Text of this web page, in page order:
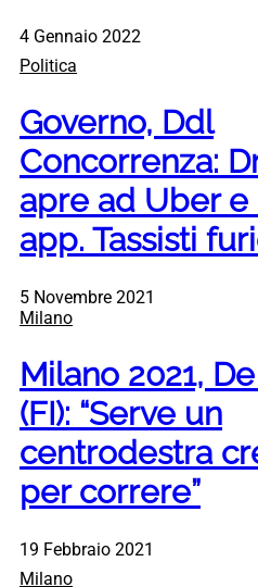
4 Gennaio 2022
Politica
Governo, Ddl
Concorrenza:
apre ad Uber e
app. Tassisti
5 Novembre 2021
Milano
Milano 2021,
(FI): “Serve un
centrodestra
per correre”
19 Febbraio 2021
Milano